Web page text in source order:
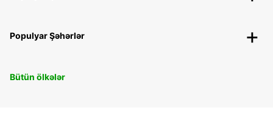
Populyar Şəhərlər
Bütün ölkələr